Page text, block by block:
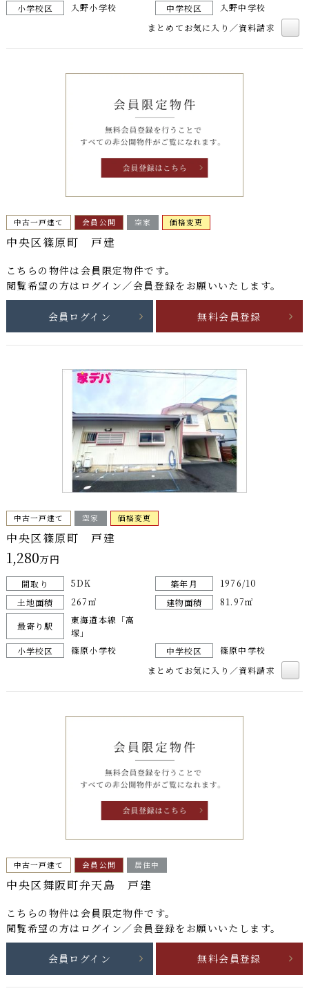
小学校区 入野小学校 中学校区
入野中学校
まとめてお気に入り／資料請求
中古一戸建て 会員公開 空家 価格変更
中央区篠原町 戸建
こちらの物件は 会員限定物件です。
閲覧希望の方はログイン／会員登録をお願いいたします。
会員ログイン 無料会員登録
中古一戸建て 空家 価格変更
中央区篠原町 戸建
1,280万円
間取り 5DK 築年月
1976/10
土地面積
267㎡ 建物面積 81.97㎡
最寄り駅
東海道本線「高
塚」
小学校区
篠原小学校 中学校区
篠原中学校
まとめてお気に入り／資料請求
中古一戸建て 会員公開 居住中
中央区舞阪町弁天島 戸建
こちらの物件は 会員限定物件です。
閲覧希望の方はログイン／会員登録をお願いいたします。
会員ログイン 無料会員登録